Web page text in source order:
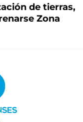
de tierras,
Zona